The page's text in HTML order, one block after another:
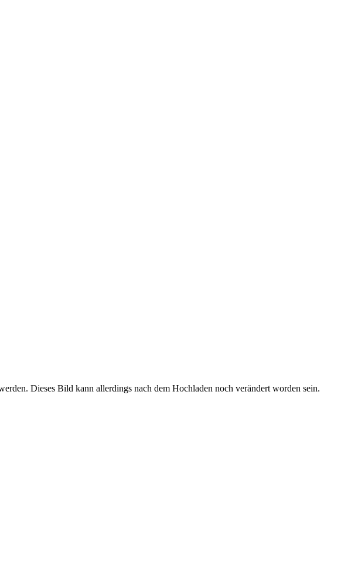
Dieses Bild kann allerdings nach dem Hochladen noch verändert worden sein.